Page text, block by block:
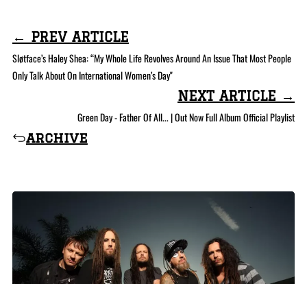
← PREV ARTICLE
Sløtface’s Haley Shea: “My Whole Life Revolves Around An Issue That Most People
Only Talk About On International Women’s Day"
archive
NEXT ARTICLE →
Green Day - Father Of All... | Out Now Full Album Official Playlist